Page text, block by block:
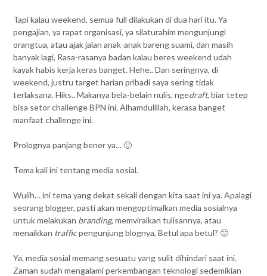
Tapi kalau weekend, semua full dilakukan di dua hari itu. Ya
pengajian, ya rapat organisasi, ya silaturahim mengunjungi
orangtua, atau ajak jalan anak-anak bareng suami, dan masih
banyak lagi, Rasa-rasanya badan kalau beres weekend udah
kayak habis kerja keras banget. Hehe.. Dan seringnya, di
weekend, justru target harian pribadi saya sering tidak
terlaksana. Hiks.. Makanya bela-belain nulis, ngedraft, biar tetep
bisa setor challenge BPN ini. Alhamdulillah, kerasa banget
manfaat challenge ini.
Prolognya panjang bener ya… 🙂
Tema kali ini tentang media sosial.
Wuiih… ini tema yang dekat sekali dengan kita saat ini ya. Apalagi
seorang blogger, pasti akan mengoptimalkan media sosialnya
untuk melakukan branding, memviralkan tulisannya, atau
menaikkan trafficpengunjung blognya, Betul apa betul? 🙂
Ya, media sosial memang sesuatu yang sulit dihindari saat ini.
Zaman sudah mengalami perkembangan teknologi sedemikian